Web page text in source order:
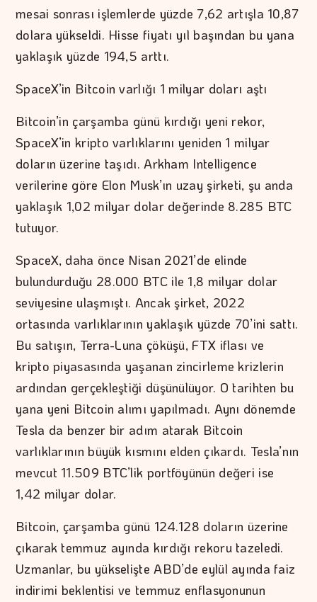
mesai sonrası işlemlerde yüzde 7,62 artışla 10,87
dolara yükseldi. Hisse fiyatı yıl başından bu yana
yaklaşık yüzde 194,5 arttı.
SpaceX’in Bitcoin varlığı 1 milyar doları aştı
Bitcoin’in çarşamba günü kırdığı yeni rekor,
SpaceX’in kripto varlıklarını yeniden 1 milyar
doların üzerine taşıdı. Arkham Intelligence
verilerine göre Elon Musk’ın uzay şirketi, şu anda
yaklaşık 1,02 milyar dolar değerinde 8.285 BTC
tutuyor.
SpaceX, daha önce Nisan 2021’de elinde
bulundurduğu 28.000 BTC ile 1,8 milyar dolar
seviyesine ulaşmıştı. Ancak şirket, 2022
ortasında varlıklarının yaklaşık yüzde 70’ini sattı.
Bu satışın, Terra-Luna çöküşü, FTX iflası ve
kripto piyasasında yaşanan zincirleme krizlerin
ardından gerçekleştiği düşünülüyor. O tarihten bu
yana yeni Bitcoin alımı yapılmadı. Aynı dönemde
Tesla da benzer bir adım atarak Bitcoin
varlıklarının büyük kısmını elden çıkardı. Tesla’nın
mevcut 11.509 BTC’lik portföyünün değeri ise
1,42 milyar dolar.
Bitcoin, çarşamba günü 124.128 doların üzerine
çıkarak temmuz ayında kırdığı rekoru tazeledi.
Uzmanlar, bu yükselişte ABD’de eylül ayında faiz
indirimi beklentisi ve temmuz enflasyonunun